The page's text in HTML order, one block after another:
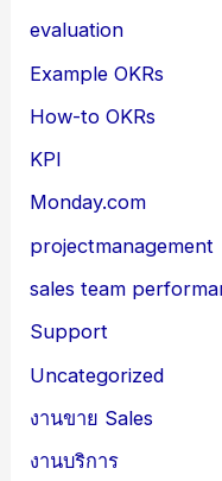
evaluation
Example OKRs
How-to OKRs
KPI
Monday.com
projectmanagement
sales team
Support
Uncategorized
งานขาย Sales
งานบริการ